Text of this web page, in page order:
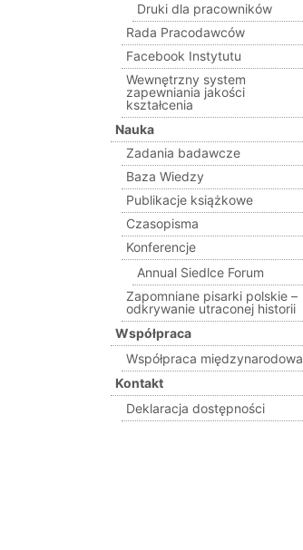
Druki dla pracowników
Rada Pracodawców
Facebook Instytutu
Wewnętrzny system
zapewniania jakości
kształcenia
Nauka
Zadania badawcze
Baza Wiedzy
Publikacje książkowe
Czasopisma
Konferencje
Annual Siedlce Forum
Zapomniane pisarki polskie –
odkrywanie utraconej historii
Współpraca
Współpraca międzynarodowa
Kontakt
Deklaracja dostępności